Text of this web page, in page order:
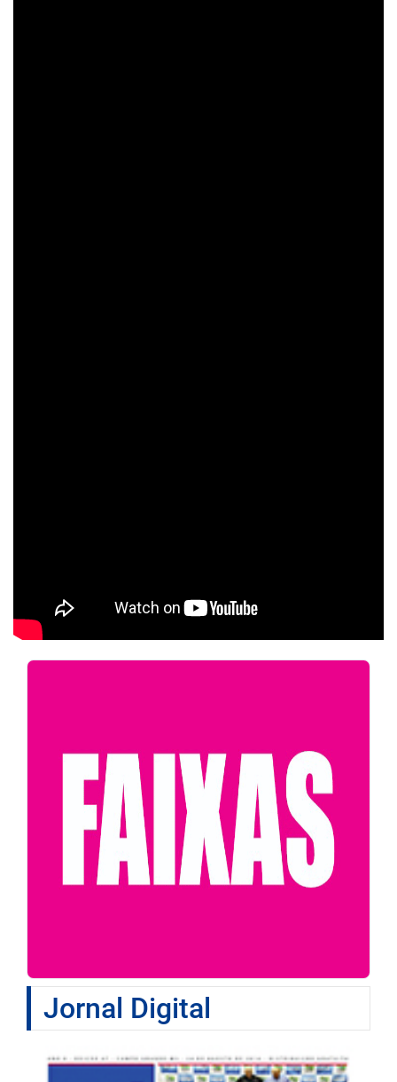
Jornal Digital